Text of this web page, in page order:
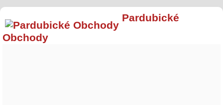
Pardubické
Obchody